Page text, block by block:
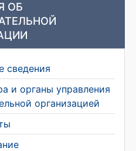
ОБ
сведения
и органы управления
организацией